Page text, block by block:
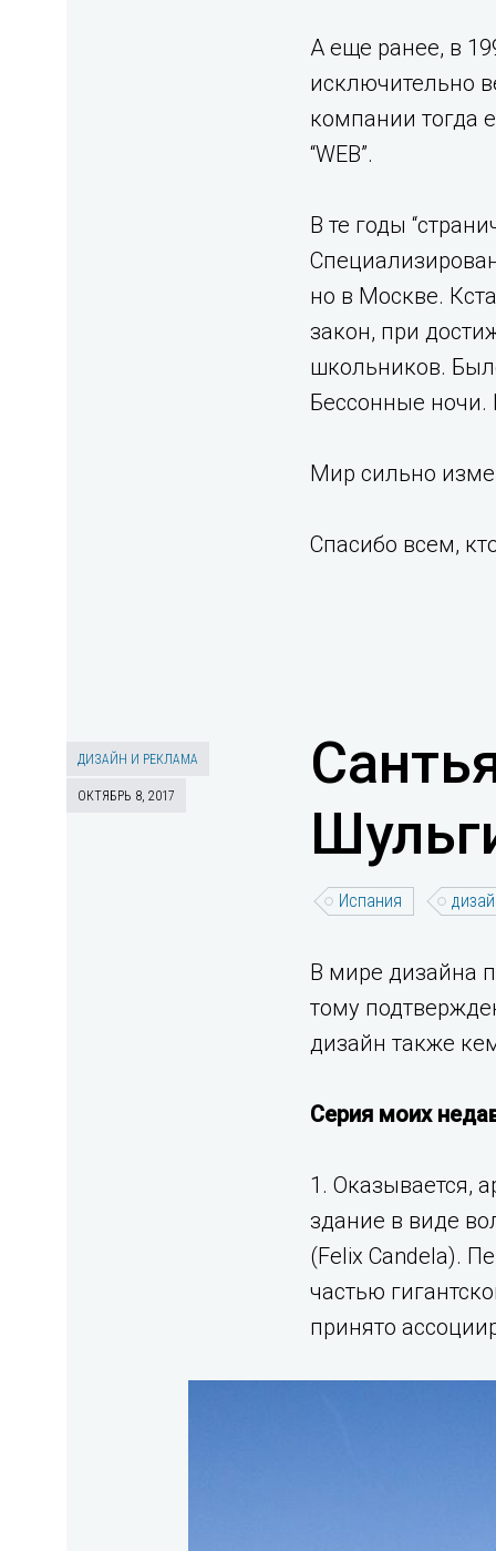
А еще ранее, в
исключительно
компании тогда
“WEB”.⁣
В те годы
но в Москве.
закон, при
школьников.
Бессонные ночи.
Мир сильно
Спасибо всем,
ДИЗАЙН И РЕКЛАМА
ОКТЯБРЬ 8, 2017
Испания
В мире дизайна
тому
дизайн также
Серия моих
1. Оказывается,
здание в виде
(Felix Candela).
частью
принято